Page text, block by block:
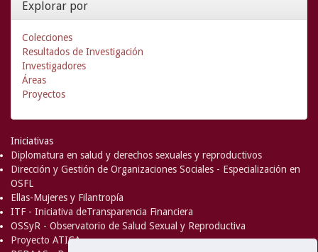
Explorar por
Colecciones
Resultados de Investigación
Investigadores
Áreas
Proyectos
Iniciativas
Diplomatura en salud y derechos sexuales y reproductivos
Dirección y Gestión de Organizaciones Sociales - Especialización en
OSFL
Ellas-Mujeres y Filantropía
ITF - Iniciativa deTransparencia Financiera
OSSyR - Observatorio de Salud Sexual y Reproductiva
Proyecto ATICA